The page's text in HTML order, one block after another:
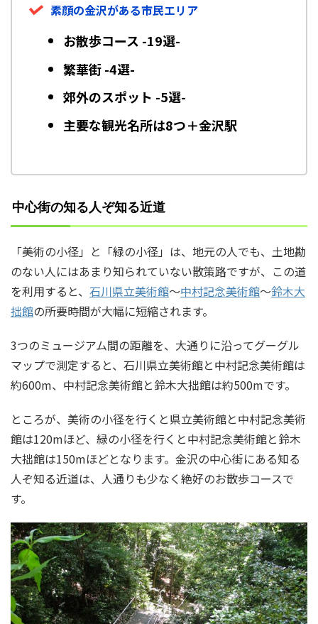
素顔の金沢がある市民エリア
お散歩コース -19選-
繁華街 -4選-
郊外のスポット -5選-
主要な観光名所は8つ＋金沢駅
中心街の知る人ぞ知る近道
「美術の小径」と「緑の小径」は、地元の人でも、土地勘
のない人にはあまり知られていない散策路ですが、この道
を利用すると、 石川県立美術館～中村記念美術館～鈴木大
拙館の所要時間が大幅に短縮されます。
3つのミュージアム間の距離を、大通りに沿ってグーグル
マップで測定すると、石川県立美術館と中村記念美術館は
約600m、中村記念美術館と鈴木大拙館は約500mです。
ところが、美術の小径を行くと県立美術館と中村記念美術
館は120mほど、緑の小径を行くと中村記念美術館と鈴木
大拙館は150mほどとなります。金沢の中心街にある知る
人ぞ知る近道は、人通りも少なく絶好のお散歩コースで
す。